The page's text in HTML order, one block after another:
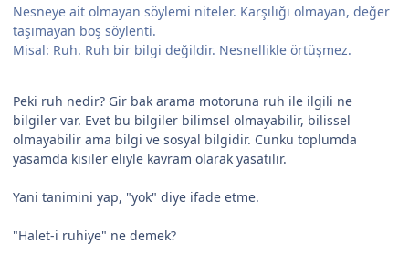
Nesneye ait olmayan söylemi niteler. Karşılığı olmayan, değer
taşımayan boş söylenti.
Misal: Ruh. Ruh bir bilgi değildir. Nesnellikle örtüşmez.
Peki ruh nedir? Gir bak arama motoruna ruh ile ilgili ne
bilgiler var. Evet bu bilgiler bilimsel olmayabilir, bilissel
olmayabilir ama bilgi ve sosyal bilgidir. Cunku toplumda
yasamda kisiler eliyle kavram olarak yasatilir.
Yani tanimini yap, "yok" diye ifade etme.
"Halet-i ruhiye" ne demek?